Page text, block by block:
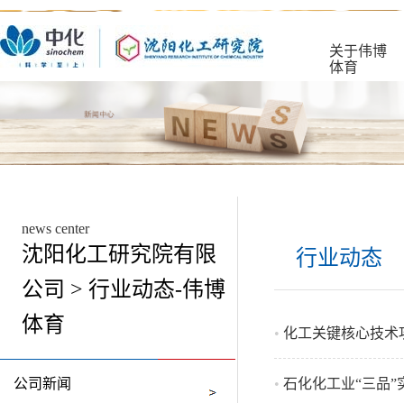
关于伟博
体育
news center
沈阳化工研究院有限
公司 > 行业动态-伟博
体育
公司新闻
行业动态
• 化工关键核心技术
• 石化化工业“三品”